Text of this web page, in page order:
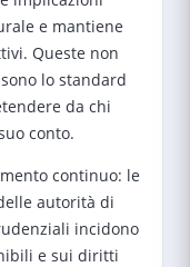
e mantiene
Queste non
lo standard
da chi
conto.
continuo: le
autorità di
incidono
e sui diritti